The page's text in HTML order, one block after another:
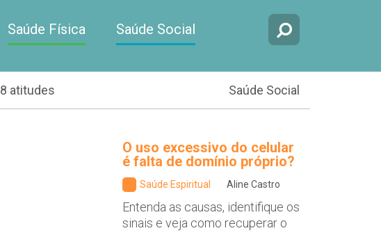
Saúde Física Saúde Social
8 atitudes Saúde Social
O uso excessivo do celular
é falta de domínio próprio?
Saúde Espiritual Aline Castro
Entenda as causas, identifique os
sinais e veja como recuperar o